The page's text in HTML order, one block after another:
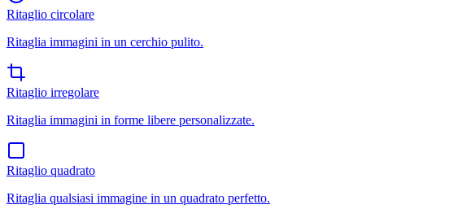
Ritaglio circolare
Ritaglia immagini in un cerchio pulito.
Ritaglio irregolare
Ritaglia immagini in forme libere personalizzate.
Ritaglio quadrato
Ritaglia qualsiasi immagine in un quadrato perfetto.